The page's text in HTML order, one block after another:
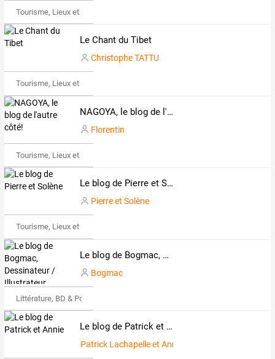
Tourisme, Lieux et Événements
Le Chant du Tibet
Christophe TATTU
Tourisme, Lieux et Événements
NAGOYA, le blog de l'autre côté!
Florentin
Tourisme, Lieux et Événements
Le blog de Pierre et Solène
Pierre et Solène
Tourisme, Lieux et Événements
Le blog de Bogmac, Dessinateur / Illustrateur Amateur
Bogmac
Littérature, BD & Poésie
Le blog de Patrick et Annie
Patrick Lachapelle et Annie Lapierre